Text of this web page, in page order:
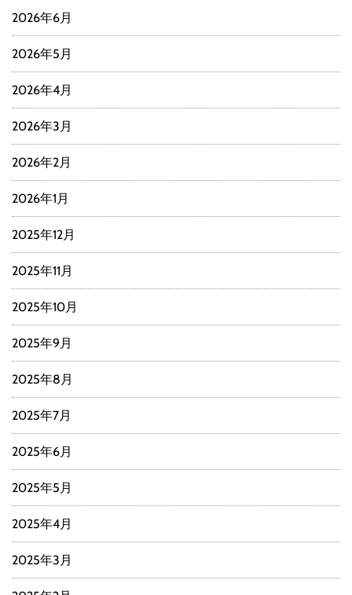
2026年6月
2026年5月
2026年4月
2026年3月
2026年2月
2026年1月
2025年12月
2025年11月
2025年10月
2025年9月
2025年8月
2025年7月
2025年6月
2025年5月
2025年4月
2025年3月